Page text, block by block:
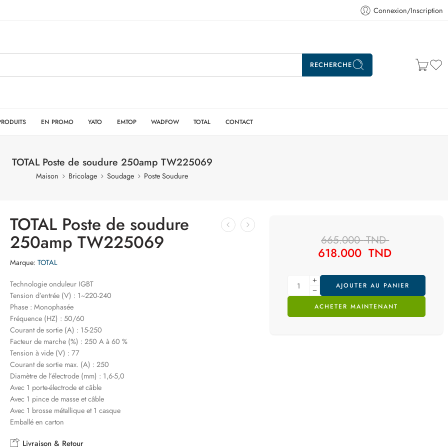
Connexion/Inscription
RECHERCHE
EN PROMO YATO EMTOP WADFOW TOTAL CONTACT
TOTAL Poste de soudure 250amp TW225069
Maison Bricolage Soudage Poste Soudure
TOTAL Poste de soudure
250amp TW225069
Marque: TOTAL
Technologie onduleur IGBT
Tension d’entrée (V) : 1~220-240
Phase : Monophasée
Fréquence (HZ) : 50/60
Courant de sortie (A) : 15-250
Facteur de marche (%) : 250 A à 60 %
Tension à vide (V) : 77
Courant de sortie max. (A) : 250
Diamètre de l’électrode (mm) : 1,6-5,0
Avec 1 porte-électrode et câble
Avec 1 pince de masse et câble
Avec 1 brosse métallique et 1 casque
Emballé en carton
Livraison & Retour
665.000TND
618.000 TND
AJOUTER AU PANIER
ACHETER MAINTENANT